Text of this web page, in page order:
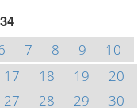
7 8 9
10
17 18 19
20
27 28 29
30